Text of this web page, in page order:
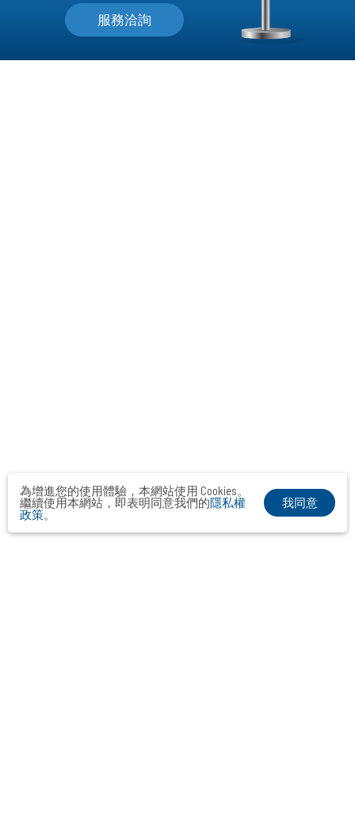
服務洽詢
為增進您的使用體驗，本網站使用 Cookies。
繼續使用本網站，即表明同意我們的隱私權
政策。
我同意